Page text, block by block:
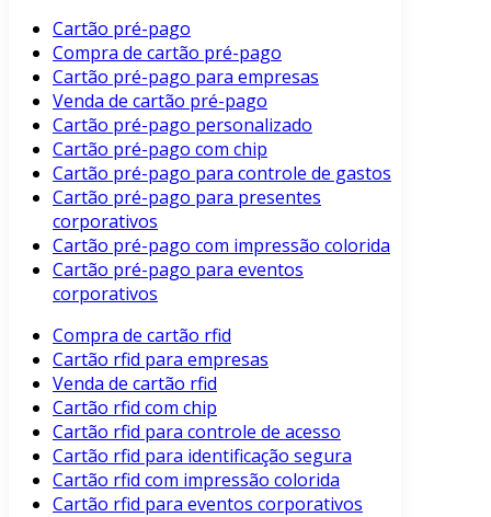
Cartão pré-pago
Compra de cartão pré-pago
Cartão pré-pago para empresas
Venda de cartão pré-pago
Cartão pré-pago personalizado
Cartão pré-pago com chip
Cartão pré-pago para controle de gastos
Cartão pré-pago para presentes
corporativos
Cartão pré-pago com impressão colorida
Cartão pré-pago para eventos
corporativos
Compra de cartão rfid
Cartão rfid para empresas
Venda de cartão rfid
Cartão rfid com chip
Cartão rfid para controle de acesso
Cartão rfid para identificação segura
Cartão rfid com impressão colorida
Cartão rfid para eventos corporativos